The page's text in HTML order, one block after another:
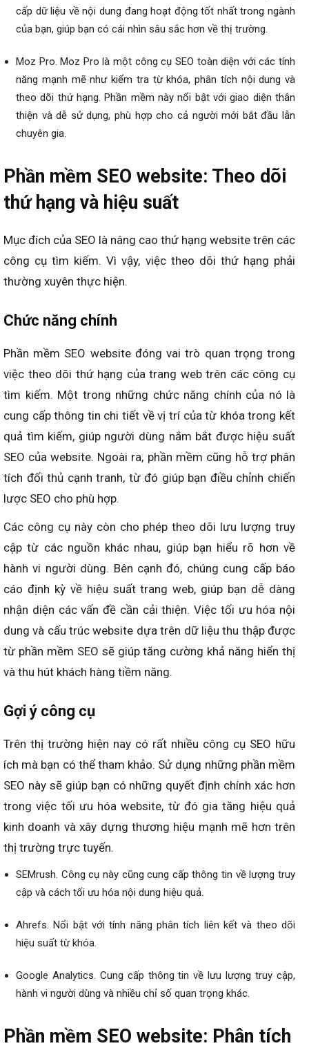
cấp dữ liệu về nội dung đang hoạt động tốt nhất trong ngành
của bạn, giúp bạn có cái nhìn sâu sắc hơn về thị trường.
Moz Pro. Moz Pro là một công cụ SEO toàn diện với các tính
năng mạnh mẽ như kiểm tra từ khóa, phân tích nội dung và
theo dõi thứ hạng. Phần mềm này nổi bật với giao diện thân
thiện và dễ sử dụng, phù hợp cho cả người mới bắt đầu lẫn
chuyên gia.
Phần mềm SEO website: Theo dõi
thứ hạng và hiệu suất
Mục đích của SEO là nâng cao thứ hạng website trên các
công cụ tìm kiếm. Vì vậy, việc theo dõi thứ hạng phải
thường xuyên thực hiện.
Chức năng chính
Phần mềm SEO website đóng vai trò quan trọng trong
việc theo dõi thứ hạng của trang web trên các công cụ
tìm kiếm. Một trong những chức năng chính của nó là
cung cấp thông tin chi tiết về vị trí của từ khóa trong kết
quả tìm kiếm, giúp người dùng nắm bắt được hiệu suất
SEO của website. Ngoài ra, phần mềm cũng hỗ trợ phân
tích đối thủ cạnh tranh, từ đó giúp bạn điều chỉnh chiến
lược SEO cho phù hợp.
Các công cụ này còn cho phép theo dõi lưu lượng truy
cập từ các nguồn khác nhau, giúp bạn hiểu rõ hơn về
hành vi người dùng. Bên cạnh đó, chúng cung cấp báo
cáo định kỳ về hiệu suất trang web, giúp bạn dễ dàng
nhận diện các vấn đề cần cải thiện. Việc tối ưu hóa nội
dung và cấu trúc website dựa trên dữ liệu thu thập được
từ phần mềm SEO sẽ giúp tăng cường khả năng hiển thị
và thu hút khách hàng tiềm năng.
Gợi ý công cụ
Trên thị trường hiện nay có rất nhiều công cụ SEO hữu
ích mà bạn có thể tham khảo. Sử dụng những phần mềm
SEO này sẽ giúp bạn có những quyết định chính xác hơn
trong việc tối ưu hóa website, từ đó gia tăng hiệu quả
kinh doanh và xây dựng thương hiệu mạnh mẽ hơn trên
thị trường trực tuyến.
SEMrush. Công cụ này cũng cung cấp thông tin về lượng truy
cập và cách tối ưu hóa nội dung hiệu quả.
Ahrefs. Nổi bật với tính năng phân tích liên kết và theo dõi
hiệu suất từ khóa.
Google Analytics. Cung cấp thông tin về lưu lượng truy cập,
hành vi người dùng và nhiều chỉ số quan trọng khác.
Phần mềm SEO website: Phân tích